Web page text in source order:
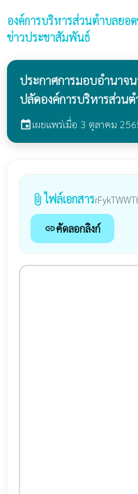
องค์การบริหารส่วนตำบลยอ
ข่าวประชาสัมพันธ์
ประกาศการมอบอำนาจ
ปลัดองค์การบริหารส่วน
eventเผยแพร่เมื่อ 3 ตุลาคม
attach_file ไฟล์เอกสาร
linkคัดลอกลิงก์